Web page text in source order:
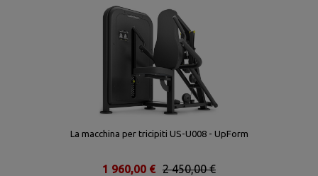
La macchina per tricipiti US-U008 - UpForm
2 450,00 €
1 960,00 €